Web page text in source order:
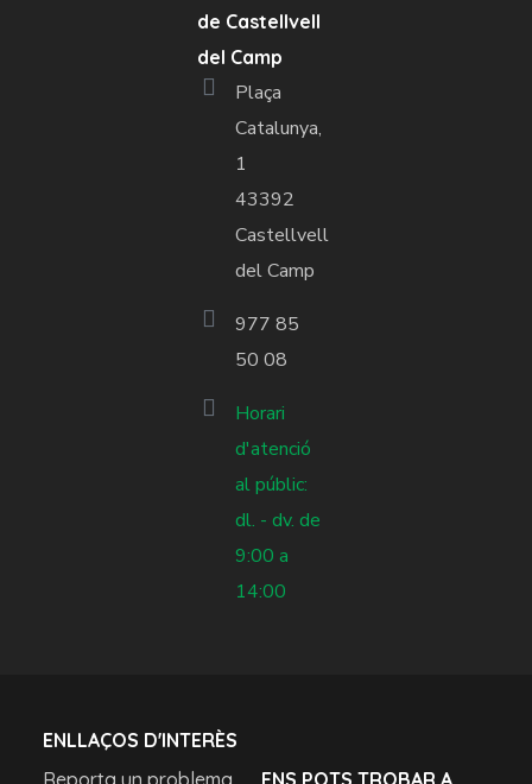
de Castellvell
del Camp
Plaça
Catalunya,
1
43392
Castellvell
del Camp
977 85
50 08
Horari
d'atenció
al públic:
dl. - dv. de
9:00 a
14:00
ENLLAÇOS D'INTERÈS
Reporta un problema